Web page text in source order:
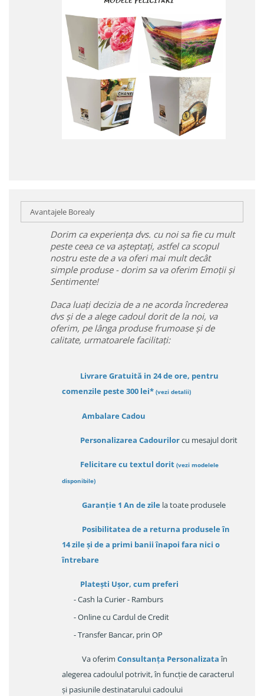
Avantajele Borealy
Dorim ca experiența dvs. cu noi sa fie cu mult
peste ceea ce va așteptați, astfel ca scopul
nostru este de a va oferi mai mult decât
simple produse - dorim sa va oferim Emoții și
Sentimente!
Daca luați decizia de a ne acorda încrederea
dvs și de a alege cadoul dorit de la noi, va
oferim, pe lânga produse frumoase și de
calitate, urmatoarele facilitați:
Livrare Gratuită in 24 de ore, pentru
comenzile peste 300 lei* (vezi detalii)
Ambalare Cadou
Personalizarea Cadourilorcu mesajul dorit
Felicitare cu textul dorit (vezi modelele
disponibile)
Garanție 1 An de zile la toate produsele
Posibilitatea de a returna produsele în
14 zileși de a primi banii înapoi fara nici o
întrebare
Platești Ușor, cum preferi
- Cash la Curier - Ramburs
- Online cu Cardul de Credit
- Transfer Bancar, prin OP
Va oferim Consultanța Personalizataîn
alegerea cadoulul potrivit, în funcție de caracterul
și pasiunile destinatarului cadoului